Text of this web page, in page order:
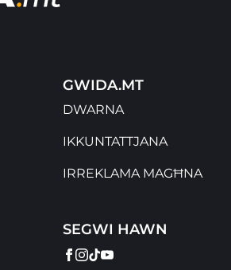
GWIDA.MT
DWARNA
IKKUNTATTJANA
IRREKLAMA MAGĦNA
SEGWI HAWN
FACEBOOK
INSTAGRAM
TIKTOK
YOUTUBE